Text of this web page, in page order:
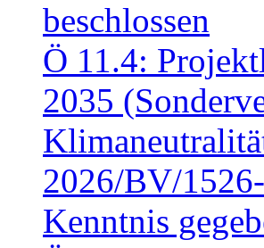
beschlossen
Ö 11.4:
2035
2026/BV/
Kenntnis